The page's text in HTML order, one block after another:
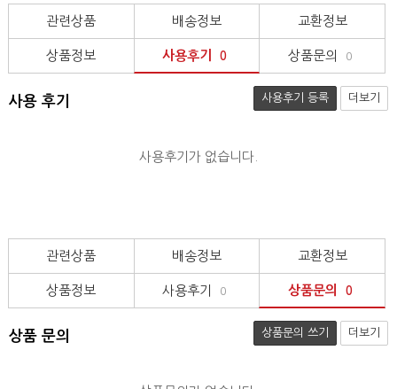
관련상품 배송정보 교환정보
상품정보 사용후기 0 상품문의 0
사용 후기 사용후기 등록 더보기
사용후기가 없습니다.
관련상품 배송정보 교환정보
상품정보 사용후기 0 상품문의 0
상품 문의 상품문의 쓰기 더보기